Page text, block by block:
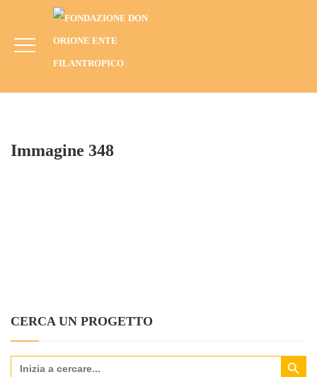
HOME
ZARQA, GIORDANIA (2011): UNITI SIAMO PIÙ FORTI
Immagine 348
CERCA UN PROGETTO
Search
for:
Search Button